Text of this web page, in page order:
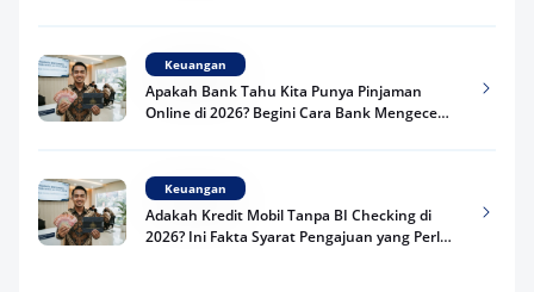
Keuangan
Apakah Bank Tahu Kita Punya Pinjaman
Online di 2026? Begini Cara Bank Mengecek
Keuangan
Adakah Kredit Mobil Tanpa BI Checking di
2026? Ini Fakta Syarat Pengajuan yang Perlu